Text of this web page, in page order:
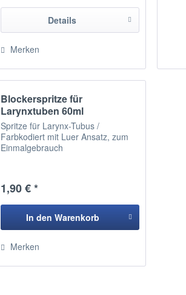
Details
Merken
Blockerspritze für
Larynxtuben 60ml
Spritze für Larynx-Tubus /
Farbkodiert mit Luer Ansatz, zum
Einmalgebrauch
1,90 € *
In den Warenkorb
Merken